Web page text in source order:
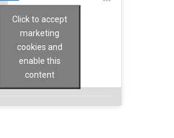
Click to accept
marketing
cookies and
enable this
content